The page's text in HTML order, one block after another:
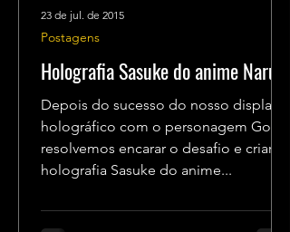
Holografia Sasuke do anime Naruto
Depois do sucesso do nosso display
holográfico com o personagem Goku,
resolvemos encarar o desafio e criar a
holografia Sasuke do anime...
Postagens
23 de jul. de 2015